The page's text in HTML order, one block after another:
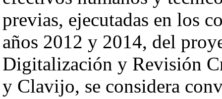
previas, ejecutadas en los
años 2012 y 2014, del
Digitalización y Revisión
y Clavijo, se considera